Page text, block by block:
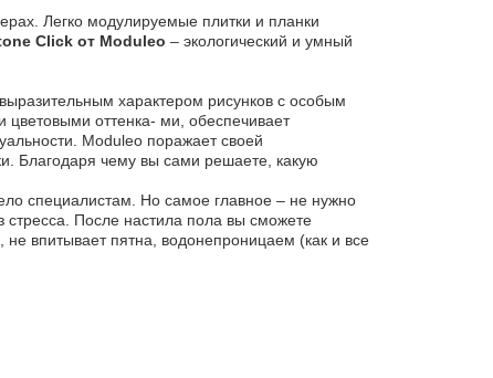
Легко модулируемые плитки и планки
Click от Moduleo – экологический и умный
характером рисунков с особым
оттенка- ми, обеспечивает
Moduleo поражает своей
Благодаря чему вы сами решаете, какую
специалистам. Но самое главное – не нужно
После настила пола вы сможете
не впитывает пятна, водонепроницаем (как и все